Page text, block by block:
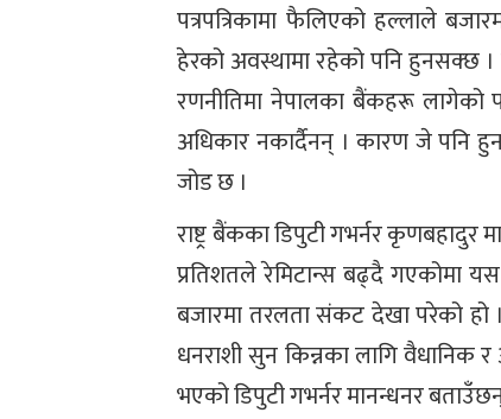
पत्रपत्रिकामा फैलिएको हल्लाले
हेरको अवस्थामा रहेको पनि हुनसक्छ
रणनीतिमा नेपालका बैंकहरू लागेको
अधिकार नकार्दैनन् । कारण जे पनि
जोड छ ।
राष्ट्र बैंकका डिपुटी गभर्नर कृणबहादुर
प्रतिशतले रेमिटान्स बढ्दै गएकोमा
बजारमा तरलता संकट देखा परेको
धनराशी सुन किन्नका लागि वैधानिक
भएको डिपुटी गभर्नर मानन्धनर